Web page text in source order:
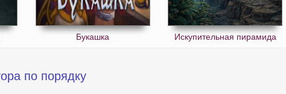
Букашка Искупительная пирамида
по порядку